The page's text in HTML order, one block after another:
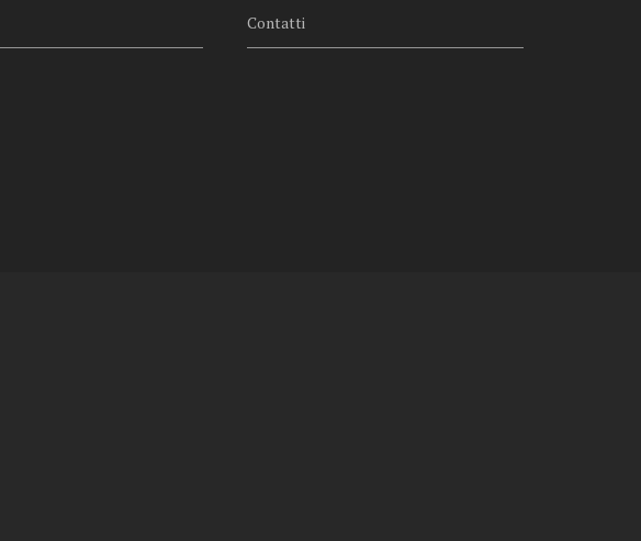
Contatti